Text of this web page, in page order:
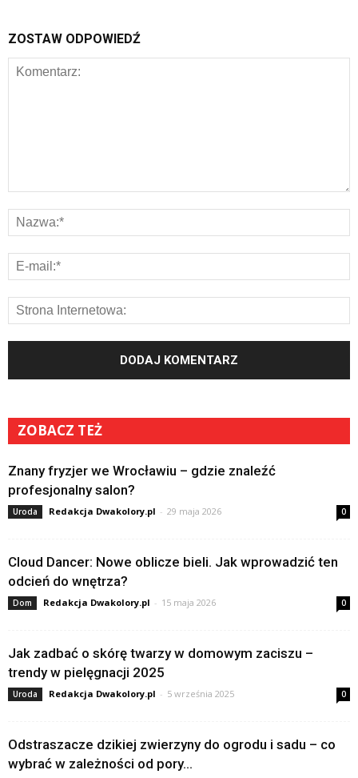
ZOSTAW ODPOWIEDŹ
ZOBACZ TEŻ
Znany fryzjer we Wrocławiu – gdzie znaleźć
profesjonalny salon?
Uroda Redakcja Dwakolory.pl - 29 maja 2026 0
Cloud Dancer: Nowe oblicze bieli. Jak wprowadzić ten
odcień do wnętrza?
Dom Redakcja Dwakolory.pl - 15 maja 2026 0
Jak zadbać o skórę twarzy w domowym zaciszu –
trendy w pielęgnacji 2025
Uroda Redakcja Dwakolory.pl - 5 września 2025 0
Odstraszacze dzikiej zwierzyny do ogrodu i sadu – co
wybrać w zależności od pory...